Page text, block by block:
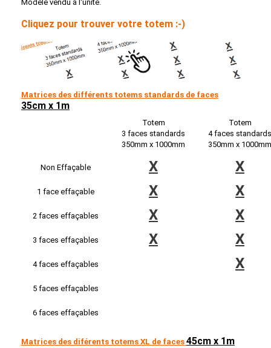
Modèle vendu à l'unité.
Cliquez pour trouver votre totem :-)
Matrices des différents totems standards de faces
35cm x 1m
Totem
3 faces standards
350mm x 1000mm
Totem
4 faces standards
350mm x 1000mm
Non Effaçable X X
1 face effaçable X X
2 faces effaçables X X
3 faces effaçables X X
4 faces effaçables X
5 faces effaçables
6 faces effaçables
Matrices des diférents totems XL de faces 45cm x 1m